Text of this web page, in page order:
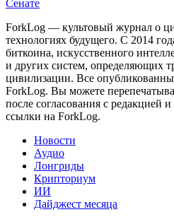
Сенате
ForkLog — культовый журнал о
технологиях будущего. С 2014
биткоина, искусственного
и других систем, определяющих
цивилизации. Все
ForkLog. Вы можете
после согласования с редакцией
ссылки на ForkLog.
Новости
Аудио
Лонгриды
Крипториум
ИИ
Дайджест месяца